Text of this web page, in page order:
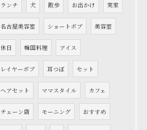
ランチ 犬 散歩 お出かけ 実家
名古屋美容室 ショートボブ 美容室
休日 韓国料理 アイス
レイヤーボブ 耳つぼ セット
ヘアセット ママスタイル カフェ
チェーン店 モーニング おすすめ